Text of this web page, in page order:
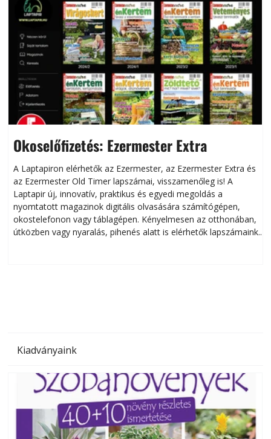
Okoselőfizetés: Ezermester Extra
A Laptapiron elérhetők az Ezermester, az Ezermester Extra és
az Ezermester Old Timer lapszámai, visszamenőleg is! A
Laptapir új, innovatív, praktikus és egyedi megoldás a
nyomtatott magazinok digitális olvasására számítógépen,
okostelefonon vagy táblagépen. Kényelmesen az otthonában,
útközben vagy nyaralás, pihenés alatt is elérhetők lapszámaink.
Kiadványaink